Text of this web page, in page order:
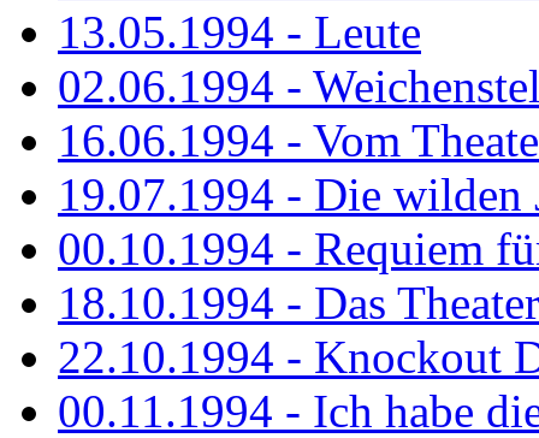
13.05.1994 - Leute
02.06.1994 -
16.06.1994 - Vom
19.07.1994 - Die wilden
00.10.1994 - Requiem
18.10.1994 - Das
22.10.1994 - Knockout
00.11.1994 - Ich habe